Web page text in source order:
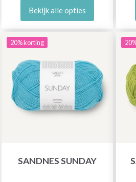
Bekijk alle opties
20% korting
SANDNES SUNDAY